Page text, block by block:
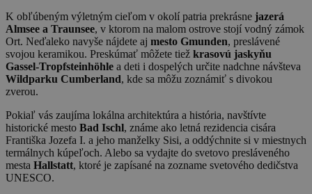
K obľúbeným výletným cieľom v okolí patria prekrásne jazerá
Almsee a Traunsee, v ktorom na malom ostrove stojí vodný zámok
Ort. Neďaleko navyše nájdete aj mesto Gmunden, preslávené
svojou keramikou. Preskúmať môžete tiež krasovú jaskyňu
Gassel-Tropfsteinhöhle a deti i dospelých určite nadchne návšteva
Wildparku Cumberland, kde sa môžu zoznámiť s divokou
zverou.
Pokiaľ vás zaujíma lokálna architektúra a história, navštívte
historické mesto Bad Ischl, známe ako letná rezidencia cisára
Františka Jozefa I. a jeho manželky Sisi, a oddýchnite si v miestnych
termálnych kúpeľoch. Alebo sa vydajte do svetovo presláveného
mesta Hallstatt, ktoré je zapísané na zozname svetového dedičstva
UNESCO.